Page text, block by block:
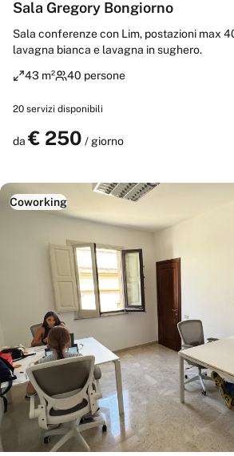
Sala Gregory Bongiorno
Sala conferenze con Lim, postazioni max
lavagna bianca e lavagna in sughero.
43 m²
40 persone
20 servizi disponibili
da € 250 / giorno
Coworking